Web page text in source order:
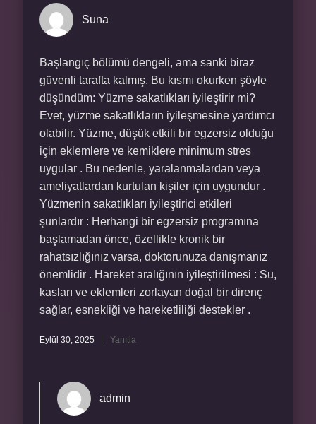
Suna
Başlangıç bölümü dengeli, ama sanki biraz
güvenli tarafta kalmış. Bu kısmı okurken şöyle
düşündüm: Yüzme sakatlıkları iyileştirir mi?
Evet, yüzme sakatlıkların iyileşmesine yardımcı
olabilir. Yüzme, düşük etkili bir egzersiz olduğu
için eklemlere ve kemiklere minimum stres
uygular . Bu nedenle, yaralanmalardan veya
ameliyatlardan kurtulan kişiler için uygundur .
Yüzmenin sakatlıkları iyileştirici etkileri
şunlardır : Herhangi bir egzersiz programına
başlamadan önce, özellikle kronik bir
rahatsızlığınız varsa, doktorunuza danışmanız
önemlidir . Hareket aralığının iyileştirilmesi : Su,
kasları ve eklemleri zorlayan doğal bir direnç
sağlar, esnekliği ve hareketliliği destekler .
Eylül 30, 2025 Yanıtla
admin